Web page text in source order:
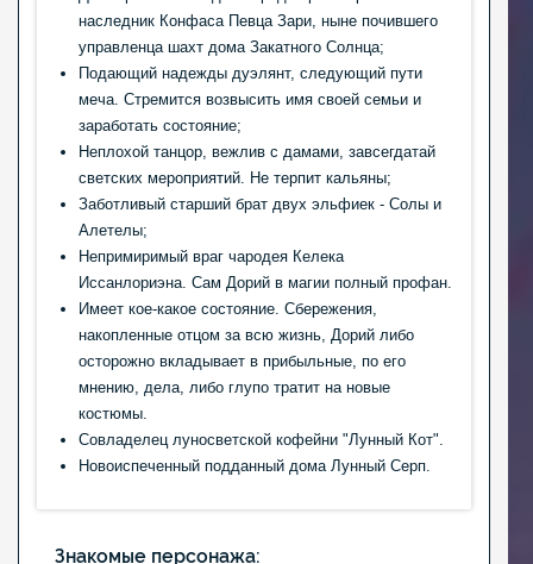
наследник Конфаса Певца Зари, ныне почившего
управленца шахт дома Закатного Солнца;
Подающий надежды дуэлянт, следующий пути
меча. Стремится возвысить имя своей семьи и
заработать состояние;
Неплохой танцор, вежлив с дамами, завсегдатай
светских мероприятий. Не терпит кальяны;
Заботливый старший брат двух эльфиек - Солы и
Алетелы;
Непримиримый враг чародея Келека
Иссанлориэна. Сам Дорий в магии полный профан.
Имеет кое-какое состояние. Сбережения,
накопленные отцом за всю жизнь, Дорий либо
осторожно вкладывает в прибыльные, по его
мнению, дела, либо глупо тратит на новые
костюмы.
Совладелец луносветской кофейни "Лунный Кот".
Новоиспеченный подданный дома Лунный Серп.
Знакомые персонажа: